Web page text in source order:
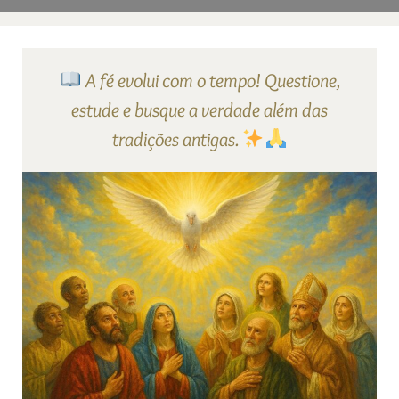
A fé evolui com o tempo! Questione,
estude e busque a verdade além das
tradições antigas.